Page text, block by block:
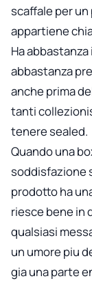
scaffale per un
appartiene
Ha
abbastanza
anche prima
tanti
tenere sealed.
Quando una
soddisfazione
prodotto ha
riesce bene in
qualsiasi
un umore piu
gia una parte